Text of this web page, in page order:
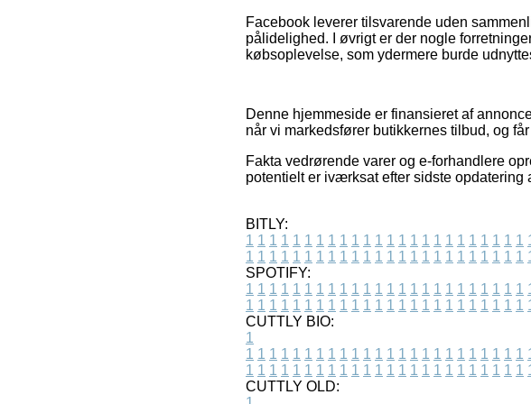
Facebook leverer tilsvarende uden
pålidelighed. I øvrigt er der nogle
købsoplevelse, som ydermere burde
Denne hjemmeside er finansieret af
når vi markedsfører butikkernes tilbud, og
Fakta vedrørende varer og e-forhandlere
potentielt er iværksat efter sidste opdatering
BITLY:
1 1 1 1 1 1 1 1 1 1 1 1 1 1 1 1 1 1 1 1 1 1 1 1
1 1 1 1 1 1 1 1 1 1 1 1 1 1 1 1 1 1 1 1 1 1 1 1
SPOTIFY:
1 1 1 1 1 1 1 1 1 1 1 1 1 1 1 1 1 1 1 1 1 1 1 1
1 1 1 1 1 1 1 1 1 1 1 1 1 1 1 1 1 1 1 1 1 1 1 1
CUTTLY BIO:
1
1 1 1 1 1 1 1 1 1 1 1 1 1 1 1 1 1 1 1 1 1 1 1 1
1 1 1 1 1 1 1 1 1 1 1 1 1 1 1 1 1 1 1 1 1 1 1 1
CUTTLY OLD: